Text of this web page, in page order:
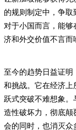
的规则制定中，争取
对于小国而言，能
济和外交价值不言而
至今的趋势日益证明
和挑战。它在经济上
跃式突破不难想象。
造性破坏力，彻底颠
会的同时，也消灭众